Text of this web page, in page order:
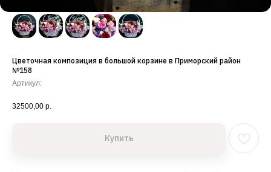
Цветочная композиция в большой корзине в Приморский район
№158
Артикул:
32500,00 р.
Купить